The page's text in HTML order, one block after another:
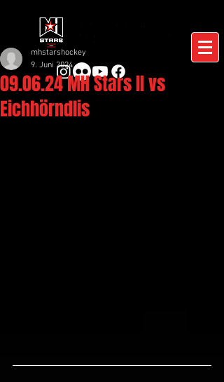
09.06.24 MH Stars II vs
Eichhörndlis
mhstarshockey
9. Juni 2024